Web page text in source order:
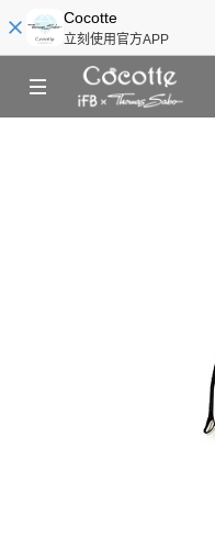
Cocotte
立刻使用官方APP